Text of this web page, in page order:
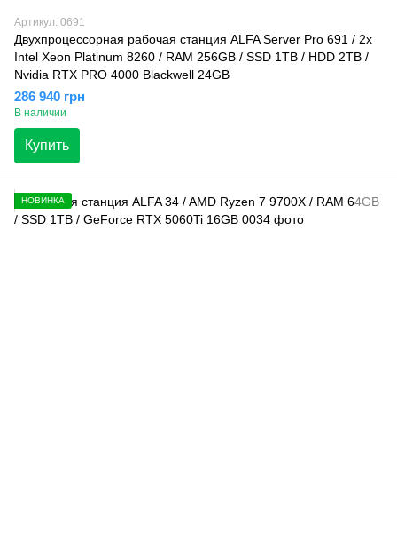
Артикул: 0691
Двухпроцессорная рабочая станция ALFA Server Pro 691 / 2х
Intel Xeon Platinum 8260 / RAM 256GB / SSD 1TB / HDD 2TB /
Nvidia RTX PRO 4000 Blackwell 24GB
286 940 грн
В наличии
Купить
НОВИНКА